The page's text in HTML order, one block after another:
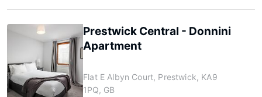
Prestwick Central - Donnini
Apartment
Flat E Albyn Court, Prestwick, KA9
1PQ, GB